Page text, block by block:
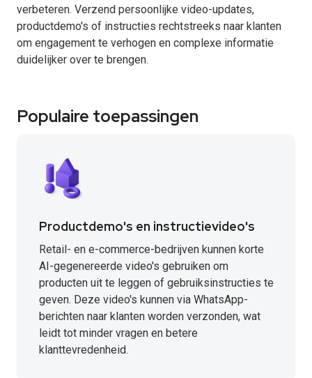
verbeteren. Verzend persoonlijke video-updates,
productdemo's of instructies rechtstreeks naar klanten
om engagement te verhogen en complexe informatie
duidelijker over te brengen.
Populaire toepassingen
Productdemo's en instructievideo's
Retail- en e-commerce-bedrijven kunnen korte
AI-gegenereerde video's gebruiken om
producten uit te leggen of gebruiksinstructies te
geven. Deze video's kunnen via WhatsApp-
berichten naar klanten worden verzonden, wat
leidt tot minder vragen en betere
klanttevredenheid.